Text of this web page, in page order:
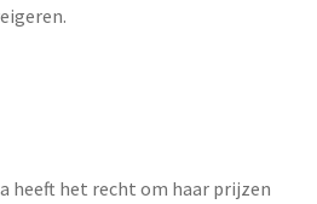
heeft het recht om haar prijzen